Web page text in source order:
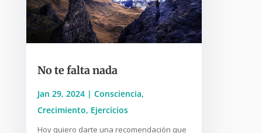
No te falta nada
Jan 29, 2024| Consciencia,
Crecimiento, Ejercicios
Hoy quiero darte una recomendación que